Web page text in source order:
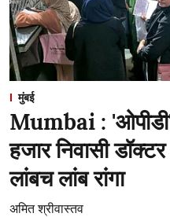
मुंबई
Mumbai :
हजार निवासी
लांबच लांब रांगा
अमित श्रीवास्तव